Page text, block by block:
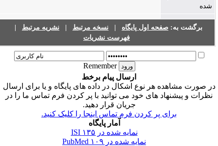
شده
برگشت به:صفحه اول پایگاه| نسخه مرتبط| نشریه مرتبط|
فهرست نشریات
Remember
ارسال پیام برخط
صورت مشاهده هر نوع اشکال در داده های پایگاه و یا برای ارسال
نظرات و پیشنهاد های خود می توانید با پر کردن فرم تماس ما را در
جریان قرار دهید.
برای پر کردن فرم تماس اینجا را کلیک کنید.
آمار پایگاه
نمایه شده در ISI۱۳۵
نمایه شده در PubMed۱۰۹